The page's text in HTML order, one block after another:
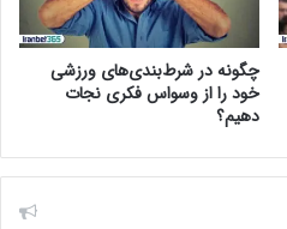
چگونه در شرط‌بندی‌های ورزشی
خود را از وسواس فکری نجات
دهیم؟